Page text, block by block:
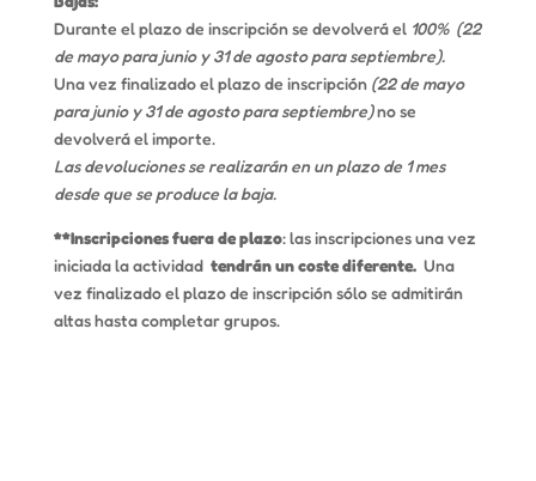
Durante el plazo de inscripción se devolverá el 100% (22
de mayo para junio y 31 de agosto para septiembre).
Una vez finalizado el plazo de inscripción (22 de mayo
para junio y 31 de agosto para septiembre)no se
devolverá el importe.
Las devoluciones se realizarán en un plazo de 1 mes
desde que se produce la baja.
**Inscripciones fuera de plazo: las inscripciones una vez
iniciada la actividad tendrán un coste diferente. Una
vez finalizado el plazo de inscripción sólo se admitirán
altas hasta completar grupos.